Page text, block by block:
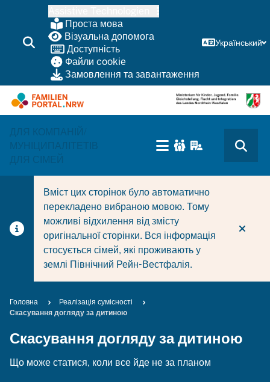
основного
змісту
Проста мова
Візуальна допомога
Доступність
Файли cookie
Замовлення та завантаження
Український
ДЛЯ КОМПАНІЙ/
МУНІЦИПАЛІТЕТІВ
ДЛЯ СІМЕЙ
HAUPTNAVIGATION
(TRÄGERBEREICH)
Вміст цих сторінок було автоматично
перекладено вибраною мовою. Тому
можливі відхилення від змісту
оригінальної сторінки. Вся інформація
стосується сімей, які проживають у
землі Північний Рейн-Вестфалія.
Breadcrumb
Головна
Реалізація сумісності
Скасування догляду за дитиною
Скасування догляду за дитиною
Що може статися, коли все йде не за планом